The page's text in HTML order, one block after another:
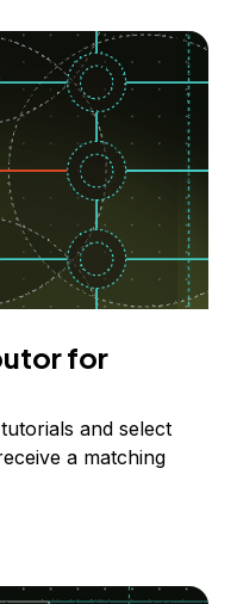
for
and select
a matching